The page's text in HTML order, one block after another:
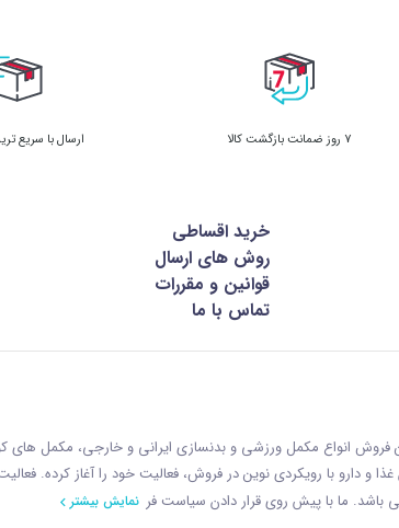
7 روز ضمانت بازگشت کالا ارسال با سریع
خرید اقساطی
روش های ارسال
قوانین و مقررات
تماس با ما
فروش انواع مکمل ورزشی و بدنسازی ایرانی و خارجی، مکمل
به شماره 143/1400/14113 از سازمان غذا و دارو با رويکردی نوين در فروش، فعاليت
ما با پيش روی قرار دادن سياست فر نمایش بیشتر